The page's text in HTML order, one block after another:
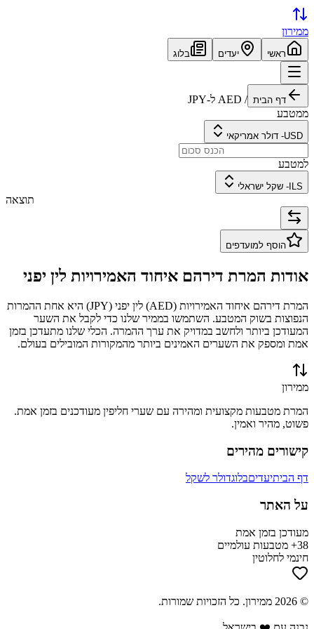
ממירון
ראשי יעדים בלוג
דף הבית /
AED ל-JPY
ממטבע
USD
- דולר אמריקאי
למטבע
ILS
- שקל ישראלי
תוצאה
הוסף למועדפים
אודות המרת דירהם איחוד האמירויות לין יפני
המרת דירהם איחוד האמירויות (
AED) לין יפני (
JPY) היא אחת ההמרות
הנפוצות בשוק המטבע. השתמשו בממיר שלנו כדי לקבל את השער
המעודכן ביותר ולחשב במדויק את ערך ההמרה. הכלי שלנו מתעדכן בזמן
אמת ומספק את השערים האמינים ביותר מהמקורות המובילים בעולם.
ממירון
המרת מטבעות מקצועית ומהירה עם שערי חליפין מעודכנים בזמן אמת.
פשוט, מהיר ואמין.
קישורים מהירים
דף הביתיעדיםבלוגדולר לשקל
על האתר
מעודכן בזמן אמת
38+ מטבעות עולמיים
חינמי לחלוטין
©
2026 ממירון. כל הזכויות שמורות.